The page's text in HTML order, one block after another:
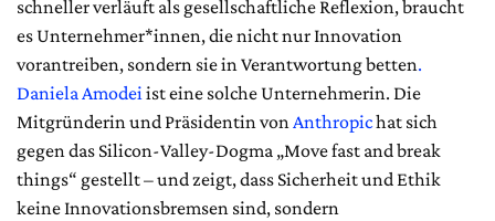
schneller verläuft als gesellschaftliche Reflexion, braucht
es Unternehmer*innen, die nicht nur Innovation
vorantreiben, sondern sie in Verantwortung betten.
Daniela Amodeiist eine solche Unternehmerin. Die
Mitgründerin und Präsidentin vonAnthropichat sich
gegen das Silicon-Valley-Dogma „Move fast and break
things“ gestellt – und zeigt, dass Sicherheit und Ethik
keine Innovationsbremsen sind, sondern